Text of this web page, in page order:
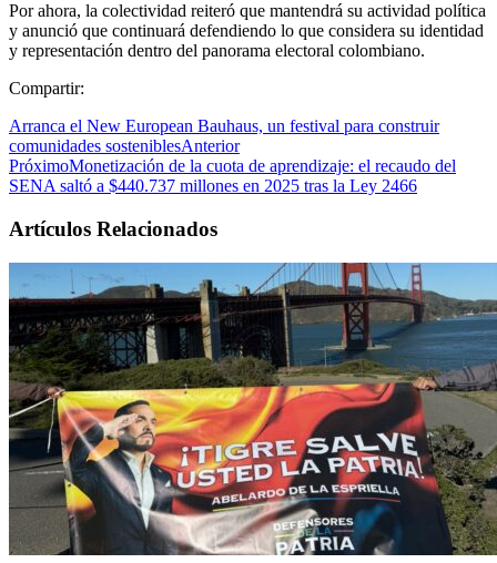
Por ahora, la colectividad reiteró que mantendrá su actividad política
y anunció que continuará defendiendo lo que considera su identidad
y representación dentro del panorama electoral colombiano.
Compartir:
Arranca el New European Bauhaus, un festival para construir
comunidades sosteniblesAnterior
PróximoMonetización de la cuota de aprendizaje: el recaudo del
SENA saltó a $440.737 millones en 2025 tras la Ley 2466
Artículos Relacionados